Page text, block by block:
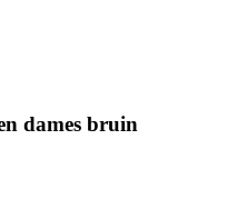
dames bruin